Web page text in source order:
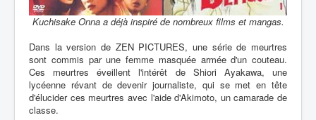
Kuchisake Onna a déjà inspiré de nombreux films et mangas.
Dans la version de ZEN PICTURES, une série de meurtres
sont commis par une femme masquée armée d'un couteau.
Ces meurtres éveillent l'intérêt de Shiori Ayakawa, une
lycéenne révant de devenir journaliste, qui se met en tête
d'élucider ces meurtres avec l'aide d'Akimoto, un camarade de
classe.